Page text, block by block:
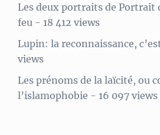
Les deux portraits de Portrait
feu - 18 412 views
Lupin: la reconnaissance,
views
Les prénoms de la laïcité, ou
l’islamophobie - 16 097 views